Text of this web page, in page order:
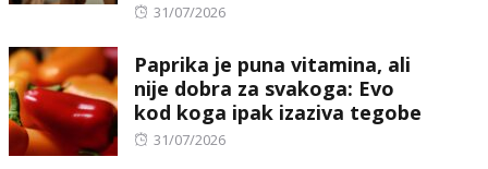
Posted
31/07/2026
Paprika je puna vitamina, ali
nije dobra za svakoga: Evo
kod koga ipak izaziva tegobe
Posted
31/07/2026